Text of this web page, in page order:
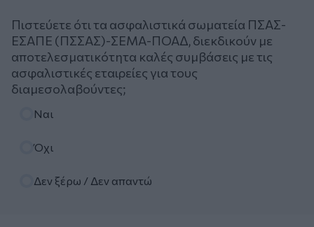
Πιστεύετε ότι τα ασφαλιστικά σωματεία ΠΣΑΣ-
ΕΣΑΠΕ (ΠΣΣΑΣ)-ΣΕΜΑ-ΠΟΑΔ, διεκδικούν με
αποτελεσματικότητα καλές συμβάσεις με τις
ασφαλιστικές εταιρείες για τους
διαμεσολαβούντες;
Ναι
Όχι
Δεν ξέρω / Δεν απαντώ